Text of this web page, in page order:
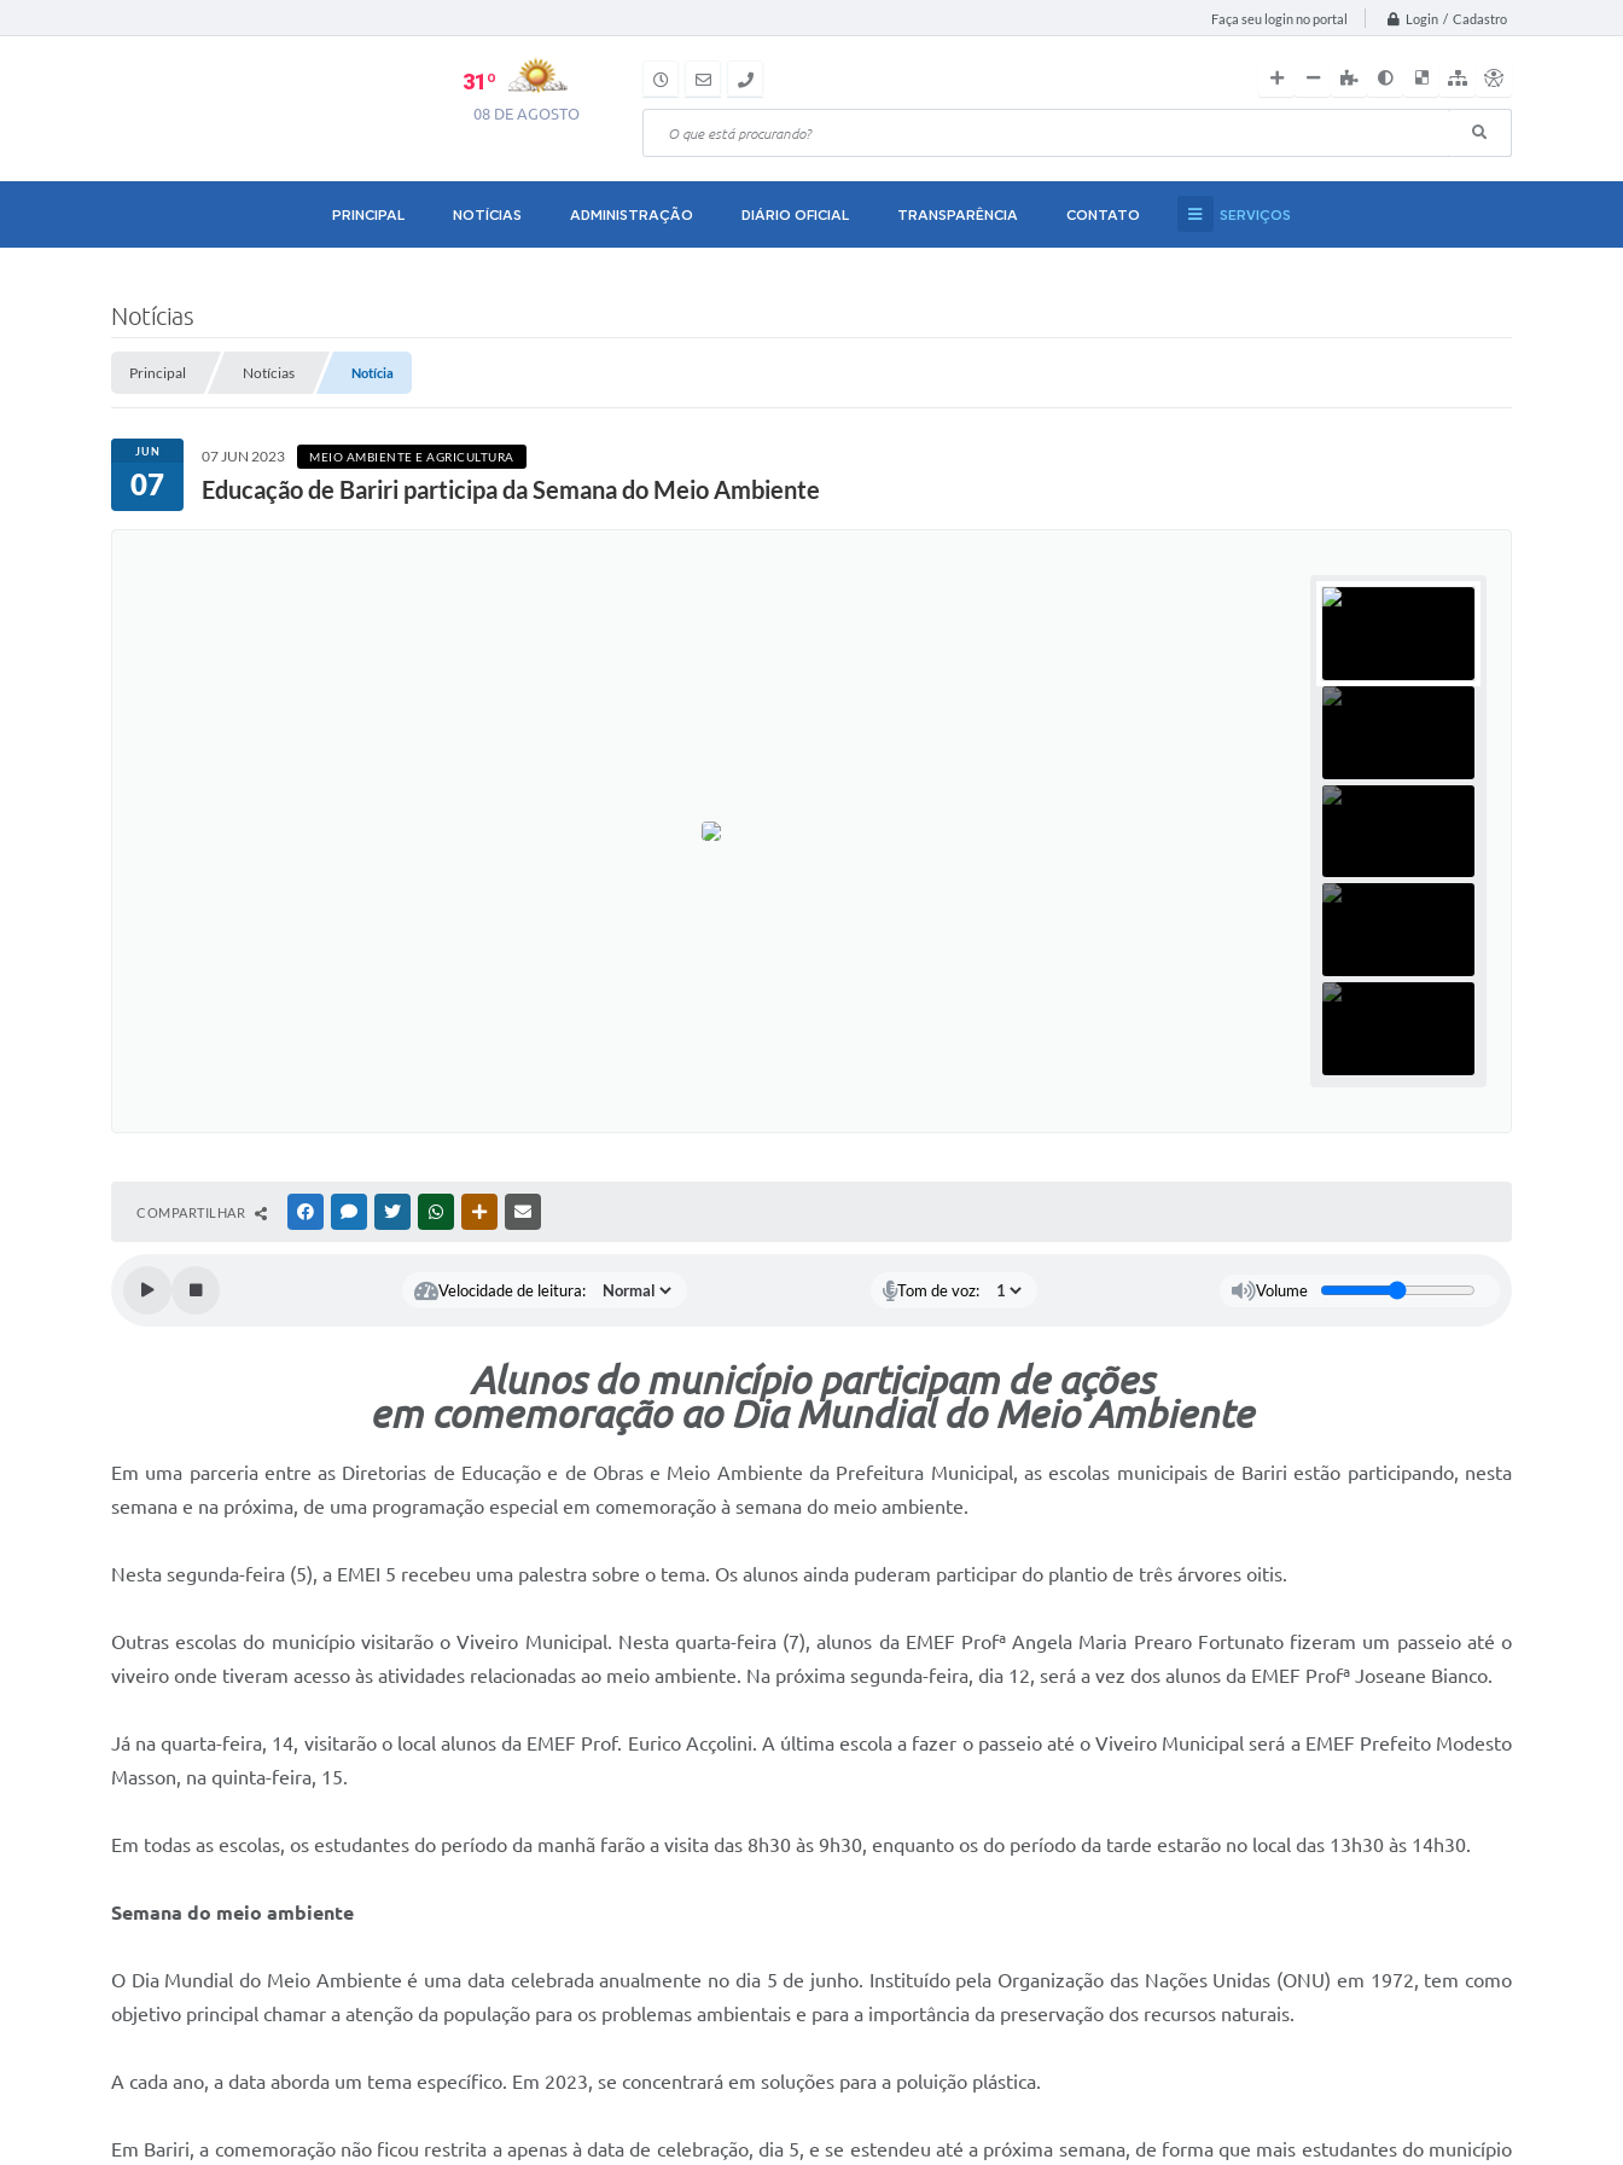
Faça seu login no portal Login / Cadastro
31º
08 DE AGOSTO
PRINCIPAL NOTÍCIAS ADMINISTRAÇÃO DIÁRIO OFICIAL TRANSPARÊNCIA CONTATO SERVIÇOS
Notícias
Principal Notícias Notícia
JUN
07
07 JUN 2023 MEIO AMBIENTE E AGRICULTURA
Educação de Bariri participa da Semana do Meio Ambiente
COMPARTILHAR FACEBOOKMESSENGER
TWITTERWHATSAPPOUTRAS MÍDIAS
Velocidade de leitura: Tom de voz: Volume
Alunos do município participam de ações
em comemoração ao Dia Mundial do Meio Ambiente
Em uma parceria entre as Diretorias de Educação e de Obras e Meio Ambiente da Prefeitura Municipal, as escolas municipais de Bariri estão participando, nesta
semana e na próxima, de uma programação especial em comemoração à semana do meio ambiente.
Nesta segunda-feira (5), a EMEI 5 recebeu uma palestra sobre o tema. Os alunos ainda puderam participar do plantio de três árvores oitis.
Outras escolas do município visitarão o Viveiro Municipal. Nesta quarta-feira (7), alunos da EMEF Profª Angela Maria Prearo Fortunato fizeram um passeio até o
viveiro onde tiveram acesso às atividades relacionadas ao meio ambiente. Na próxima segunda-feira, dia 12, será a vez dos alunos da EMEF Profª Joseane Bianco.
Já na quarta-feira, 14, visitarão o local alunos da EMEF Prof. Eurico Acçolini. A última escola a fazer o passeio até o Viveiro Municipal será a EMEF Prefeito Modesto
Masson, na quinta-feira, 15.
Em todas as escolas, os estudantes do período da manhã farão a visita das 8h30 às 9h30, enquanto os do período da tarde estarão no local das 13h30 às 14h30.
Semana do meio ambiente
O Dia Mundial do Meio Ambiente é uma data celebrada anualmente no dia 5 de junho. Instituído pela Organização das Nações Unidas (ONU) em 1972, tem como
objetivo principal chamar a atenção da população para os problemas ambientais e para a importância da preservação dos recursos naturais.
A cada ano, a data aborda um tema específico. Em 2023, se concentrará em soluções para a poluição plástica.
Em Bariri, a comemoração não ficou restrita a apenas à data de celebração, dia 5, e se estendeu até a próxima semana, de forma que mais estudantes do município